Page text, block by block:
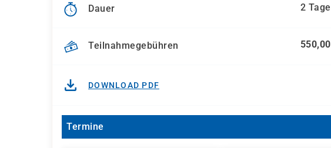
Dauer 2 Tage
Teilnahmegebühren 550,00
DOWNLOAD PDF
Termine